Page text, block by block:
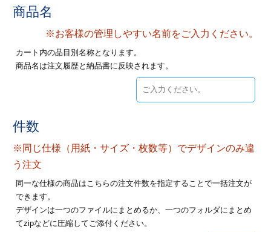
印刷
フォルダー
ファイル印刷
ァイル印刷
印刷
刷
印刷
ムカード印刷
刷
カード印刷
商品名
※お客様の管理しやすい名前をご入力ください。
カート内の品目別名称となります。
商品名は注文履歴と納品書に反映されます。
件数
※同じ仕様（用紙・サイズ・枚数等）でデザインのみ違
う注文
同一な仕様の商品はこちらの注文件数を指定することで一括注文が
できます。
デザインは一つのファイルにまとめるか、一つのフォルダにまとめ
てzipなどに圧縮してご添付ください。